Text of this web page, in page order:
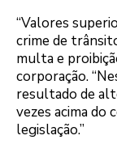
“Valores
crime de
multa e
corporação.
resultado de
vezes acima do
legislação.”